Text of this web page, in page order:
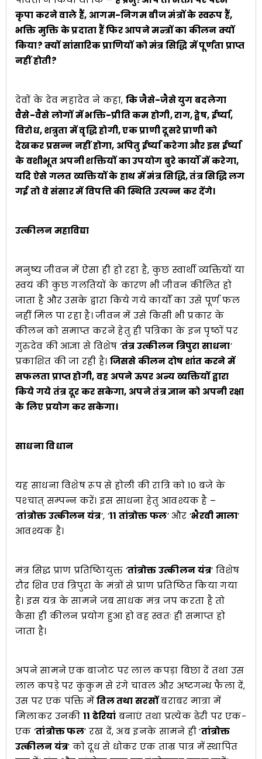
कृपा करने वाले हैं, आगम-निगम बीज मंत्रों के स्वरूप हैं,
भक्ति मुक्ति के प्रदाता हैं फिर आपने मन्त्रों का कीलन क्यों
किया? क्यों सांसारिक प्राणियों को मंत्र सिद्धि में पूर्णता प्राप्त
नहीं होती?
देवों के देव महादेव ने कहा, कि जैसे-जैसे युग बदलेगा
वैसे-वैसे लोगों में भक्ति-प्रीति कम होगी, राग, द्वेष, ईर्ष्या,
विरोध, शत्रुता में वृद्धि होगी, एक प्राणी दूसरे प्राणी को
देखकर प्रसन्न नहीं होगा, अपितु ईर्ष्या करेगा और इस ईर्ष्या
के वशीभूत अपनी शक्तियों का उपयोग बुरे कार्यों में करेगा,
यदि ऐसे गलत व्यक्तियों के हाथ में मंत्र सिद्धि, तंत्र सिद्धि लग
गई तो वे संसार में विपत्ति की स्थिति उत्पन्न कर देंगे।
उत्कीलन महाविद्या
मनुष्य जीवन में ऐसा ही हो रहा है, कुछ स्वार्थी व्यक्तियों या
स्वयं की कुछ गलतियों के कारण भी जीवन कीलित हो
जाता है और उसके द्वारा किये गये कार्यों का उसे पूर्ण फल
नहीं मिल पा रहा है। जीवन में उसे किसी भी प्रकार के
कीलन को समाप्त करने हेतु ही पत्रिका के इन पृष्ठों पर
गुरुदेव की आज्ञा से विशेष ‘तंत्र उत्कीलन त्रिपुरा साधना’
प्रकाशित की जा रही है। जिससे कीलन दोष शांत करने में
सफलता प्राप्त होगी, वह अपने ऊपर अन्य व्यक्तियों द्वारा
किये गये तंत्र दूर कर सकेगा, अपने तंत्र ज्ञान को अपनी रक्षा
के लिए प्रयोग कर सकेगा।
साधना विधान
यह साधना विशेष रूप से होली की रात्रि को 10 बजे के
पश्‍चात् सम्पन्न करें। इस साधना हेतु आवश्यक है –
‘तांत्रोक्त उत्कीलन यंत्र’, ‘11 तांत्रोक्त फल’ और ‘भैरवी माला’
आवश्यक है।
मंत्र सिद्ध प्राण प्रतिष्ठिायुक्त ‘तांत्रोक्त उत्कीलन यंत्र’ विशेष
रौद्र शिव एवं त्रिपुरा के मंत्रों से प्राण प्रतिष्ठित किया गया
है। इस यंत्र के सामने जब साधक मंत्र जप करता है तो
कैसा ही कीलन प्रयोग हुआ हो वह स्वतः ही समाप्त हो
जाता है।
अपने सामने एक बाजोट पर लाल कपड़ा बिछा दें तथा उस
लाल कपड़े पर कुंकुम से रंगे चावल और अष्टगन्ध फैला दें,
उस पर एक पंक्ति मेंतिल तथा सरसोंबराबर मात्रा में
मिलाकर उनकी 11 ढेरियां बनाएं तथा प्रत्येक ढेरी पर एक-
एक ‘तांत्रोक्त फल’ रख दें, अब इनके सामने ही ‘तांत्रोक्त
उत्कीलन यंत्र’ को दूध से धोकर एक ताम्र पात्र में स्थापित